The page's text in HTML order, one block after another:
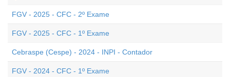
FGV - 2025 - CFC - 2º Exame
FGV - 2025 - CFC - 1º Exame
Cebraspe (Cespe) - 2024 - INPI - Contador
FGV - 2024 - CFC - 1º Exame